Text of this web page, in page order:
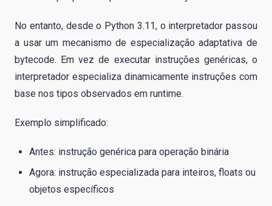
No entanto, desde o Python 3.11, o interpretador passou
a usar um mecanismo de especialização adaptativa de
bytecode. Em vez de executar instruções genéricas, o
interpretador especializa dinamicamente instruções com
base nos tipos observados em runtime.
Exemplo simplificado:
Antes: instrução genérica para operação binária
Agora: instrução especializada para inteiros, floats ou
objetos específicos